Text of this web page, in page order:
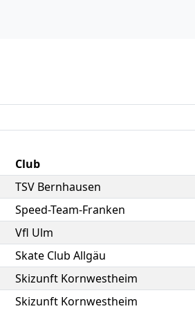
Club
TSV Bernhausen
Speed-Team-Franken
Vfl Ulm
Skate Club Allgäu
Skizunft Kornwestheim
Skizunft Kornwestheim